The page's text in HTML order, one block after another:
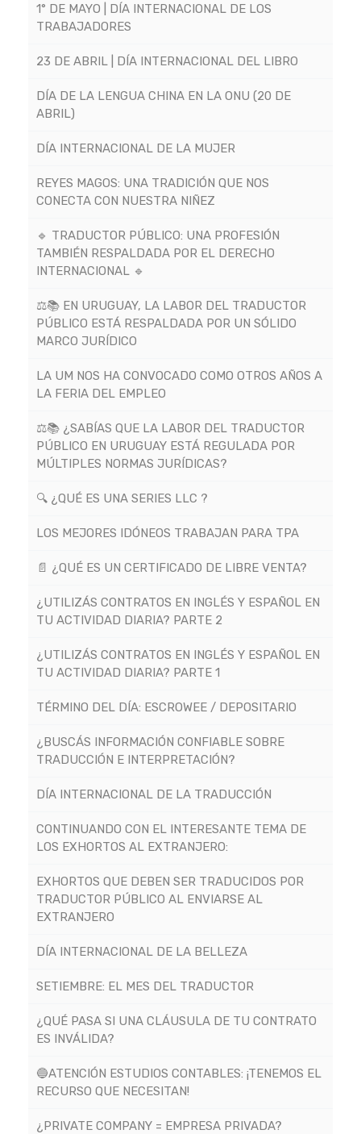
1° DE MAYO | DÍA INTERNACIONAL DE LOS
TRABAJADORES
23 DE ABRIL | DÍA INTERNACIONAL DEL LIBRO
DÍA DE LA LENGUA CHINA EN LA ONU (20 DE
ABRIL)
DÍA INTERNACIONAL DE LA MUJER
REYES MAGOS: UNA TRADICIÓN QUE NOS
CONECTA CON NUESTRA NIÑEZ
🔹 TRADUCTOR PÚBLICO: UNA PROFESIÓN
TAMBIÉN RESPALDADA POR EL DERECHO
INTERNACIONAL 🔹
⚖️📚 EN URUGUAY, LA LABOR DEL TRADUCTOR
PÚBLICO ESTÁ RESPALDADA POR UN SÓLIDO
MARCO JURÍDICO
LA UM NOS HA CONVOCADO COMO OTROS AÑOS A
LA FERIA DEL EMPLEO
⚖️📚 ¿SABÍAS QUE LA LABOR DEL TRADUCTOR
PÚBLICO EN URUGUAY ESTÁ REGULADA POR
MÚLTIPLES NORMAS JURÍDICAS?
🔍 ¿QUÉ ES UNA SERIES LLC ?
LOS MEJORES IDÓNEOS TRABAJAN PARA TPA
📄 ¿QUÉ ES UN CERTIFICADO DE LIBRE VENTA?
¿UTILIZÁS CONTRATOS EN INGLÉS Y ESPAÑOL EN
TU ACTIVIDAD DIARIA? PARTE 2
¿UTILIZÁS CONTRATOS EN INGLÉS Y ESPAÑOL EN
TU ACTIVIDAD DIARIA? PARTE 1
TÉRMINO DEL DÍA: ESCROWEE / DEPOSITARIO
¿BUSCÁS INFORMACIÓN CONFIABLE SOBRE
TRADUCCIÓN E INTERPRETACIÓN?
DÍA INTERNACIONAL DE LA TRADUCCIÓN
CONTINUANDO CON EL INTERESANTE TEMA DE
LOS EXHORTOS AL EXTRANJERO:
EXHORTOS QUE DEBEN SER TRADUCIDOS POR
TRADUCTOR PÚBLICO AL ENVIARSE AL
EXTRANJERO
DÍA INTERNACIONAL DE LA BELLEZA
SETIEMBRE: EL MES DEL TRADUCTOR
¿QUÉ PASA SI UNA CLÁUSULA DE TU CONTRATO
ES INVÁLIDA?
🔵ATENCIÓN ESTUDIOS CONTABLES: ¡TENEMOS EL
RECURSO QUE NECESITAN!
¿PRIVATE COMPANY = EMPRESA PRIVADA?